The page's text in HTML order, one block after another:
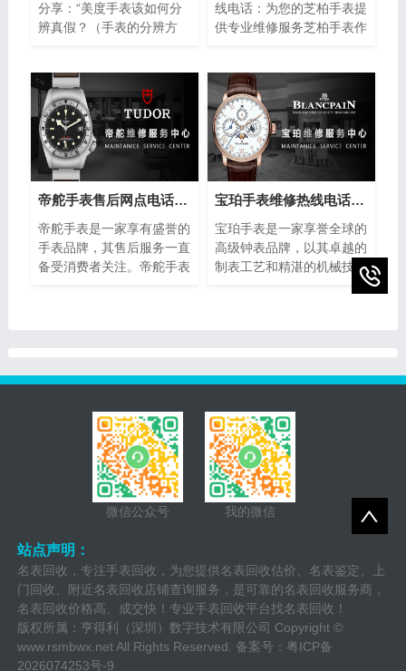
分享：“美度手表该如何分
辨真假？（手表的分辨方
精湛的工艺和高品质的材料
而闻名于世。然而，随着假
冒产品的泛滥，如何准确鉴
别美度手表的真伪成为许多
消费者关注的焦点。下面将
介绍一些简单而实用的方
法，帮助您分辨美度手表的
线电话：为您的芝柏手表提
供专业维修服务芝柏手表作
全球消费者的青睐。然而，
即使是最优质的手表也无法
避免出现故障或需要保养的
情况。在这种情况下，芝柏
手表维修售后部热线电话成
为了芝柏手表拥有者的救
星。
帝舵手表售后网点电话查询(全国服务网点查询方法)
帝舵手表是一家享有盛誉的
手表品牌，其售后服务一直
备受消费者关注。帝舵手表
宝珀手表维修热线电话(售后服务专线)
宝珀手表是一家享誉全球的
高级钟表品牌，以其卓越的
制表工艺和精湛的机械技术
而闻名。然而，即使是最精
微信公众号 我的微信
站点声明：
名表回收，专注手表回收，为您提供名表回收估价、名表鉴定、上
门回收、附近名表回收店铺查询服务，是可靠的名表回收服务商，
名表回收价格高、成交快！专业手表回收平台找名表回收！
版权所属：亨得利（深圳）数字技术有限公司 Copyright ©
www.rsmbwx.netAll Rights Reserved. 备案号： 粤ICP备
2026074253号-9